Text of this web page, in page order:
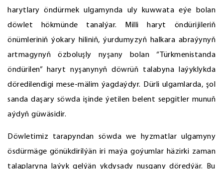
harytlary öndürmek ulgamynda uly kuwwata eýe bolan
döwlet hökmünde tanalýar. Milli haryt öndürijileriň
önümleriniň ýokary hiliniň, ýurdumyzyň halkara abraýynyň
artmagynyň özboluşly nyşany bolan “Türkmenistanda
öndürilen” haryt nyşanynyň döwrüň talabyna laýyklykda
döredilendigi mese-mälim ýagdaýdyr. Dürli ulgamlarda, şol
sanda daşary söwda işinde ýetilen belent sepgitler munuň
aýdyň güwäsidir.
Döwletimiz tarapyndan söwda we hyzmatlar ulgamyny
ösdürmäge gönükdirilýän iri maýa goýumlar häzirki zaman
talaplaryna laýyk gelýän ykdysady nusgany döredýär. Bu